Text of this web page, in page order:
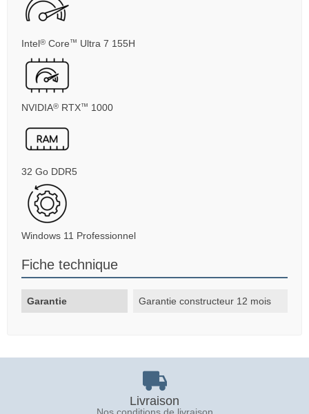
Intel® Core™ Ultra 7 155H
NVIDIA® RTX™ 1000
32 Go DDR5
Windows 11 Professionnel
Fiche technique
Garantie Garantie constructeur 12 mois
Livraison